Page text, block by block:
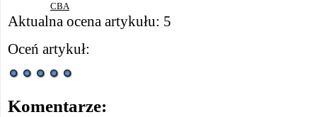
CBA
Aktualna ocena artykułu: 5
Oceń artykuł:
Komentarze: